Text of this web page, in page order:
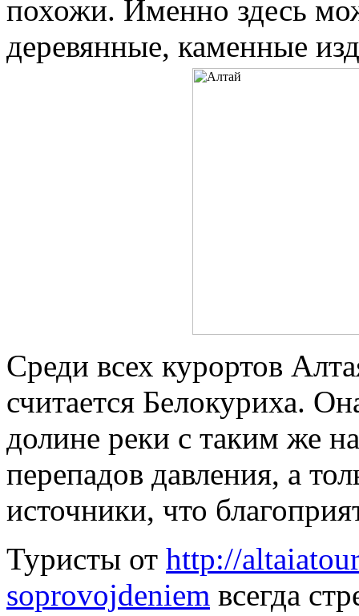
похожи. Именно здесь
деревянные, каменные
Среди всех курортов
считается Белокуриха.
долине реки с таким же
перепадов давления, а
источники, что
Туристы от http://
soprovojdeniem всегда